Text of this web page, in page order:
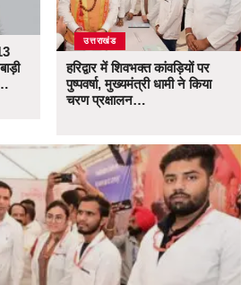
उत्तराखंड
हरिद्वार में शिवभक्त कांवड़ियों पर
पुष्पवर्षा, मुख्यमंत्री धामी ने किया
चरण प्रक्षालन…